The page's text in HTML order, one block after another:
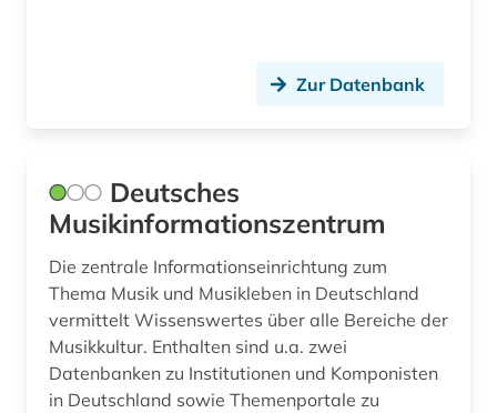
literatur (14)
literaturwissenschaft (3)
malen (1)
mathe (1)
medien (1)
Zur Datenbank
Deutsches
Musikinformationszentrum
Die zentrale Informationseinrichtung zum
Thema Musik und Musikleben in Deutschland
vermittelt Wissenswertes über alle Bereiche der
Musikkultur. Enthalten sind u.a. zwei
Datenbanken zu Institutionen und Komponisten
in Deutschland sowie Themenportale zu